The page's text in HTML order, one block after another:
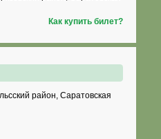
Как купить билет?
район, Саратовская